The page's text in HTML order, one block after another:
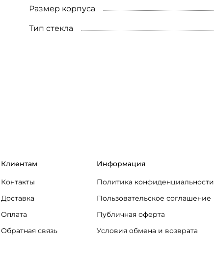
Размер корпуса
Тип стекла
Клиентам
Контакты
Доставка
Оплата
Обратная связь
Информация
Политика конфиденциальности
Пользовательское соглашение
Публичная оферта
Условия обмена и возврата